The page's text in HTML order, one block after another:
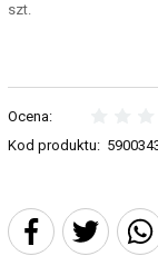
szt.
Ocena:
Kod produktu: